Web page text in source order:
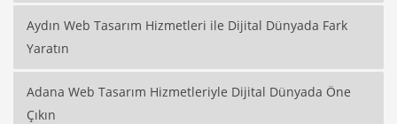
Aydın Web Tasarım Hizmetleri ile Dijital Dünyada Fark
Yaratın
Adana Web Tasarım Hizmetleriyle Dijital Dünyada Öne
Çıkın